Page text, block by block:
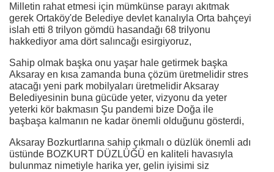
Milletin rahat etmesi için mümkünse parayı akıtmak
gerek Ortaköy'de Belediye devlet kanalıyla Orta bahçeyi
islah etti 8 trilyon gömdü hasandağı 68 trilyonu
hakkediyor ama dört salıncağı esirgiyoruz,
Sahip olmak başka onu yaşar hale getirmek başka
Aksaray en kısa zamanda buna çözüm üretmelidir stres
atacağı yeni park mobilyaları üretmelidir Aksaray
Belediyesinin buna gücüde yeter, vizyonu da yeter
yeterki kör bakmasın Şu pandemi bize Doğa ile
başbaşa kalmanın ne kadar önemli olduğunu gösterdi,
Aksaray Bozkurtlarına sahip çıkmalı o düzlük önemli adı
üstünde BOZKURT DÜZLÜĞÜ en kaliteli havasıyla
bulunmaz nimetiyle harika yer, gelin iyisimi siz